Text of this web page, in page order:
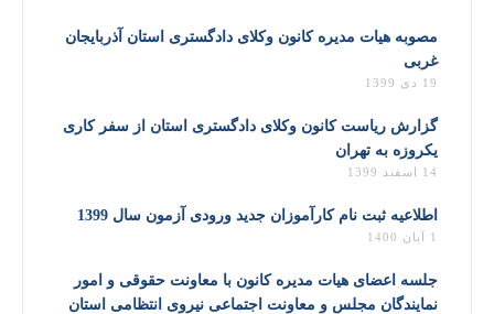
مصوبه هیات مدیره کانون وکلای دادگستری استان آذربایجان
غربی
19 دی 1399
گزارش ریاست کانون وکلای دادگستری استان از سفر کاری
یکروزه به تهران
14 اسفند 1399
اطلاعیه ثبت نام کارآموزان جدید ورودی آزمون سال 1399
1 آبان 1400
جلسه اعضای هیات مدیره کانون با معاونت حقوقی و امور
نمایندگان مجلس و معاونت اجتماعی نیروی انتظامی استان